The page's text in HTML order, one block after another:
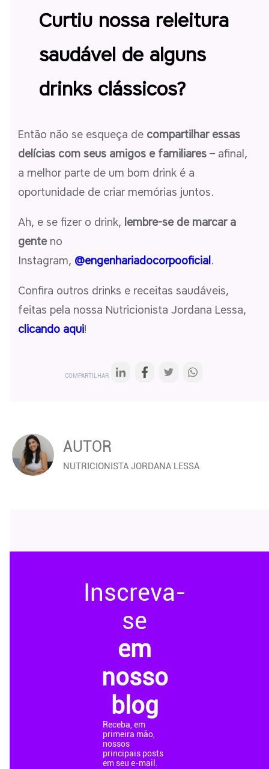
Curtiu nossa releitura
saudável de alguns
drinks clássicos?
Então não se esqueça de compartilhar essas
delícias com seus amigos e familiares – afinal,
a melhor parte de um bom drink é a
oportunidade de criar memórias juntos.
Ah, e se fizer o drink, lembre-se de marcar a
genteno
Instagram, @engenhariadocorpooficial .
Confira outros drinks e receitas saudáveis,
feitas pela nossa Nutricionista Jordana Lessa,
clicando aqui!
COMPARTILHAR
AUTOR
NUTRICIONISTA JORDANA LESSA
Inscreva-
se
em
nosso
blog
Receba, em
primeira mão,
nossos
principais posts
em seu e-mail.